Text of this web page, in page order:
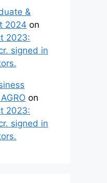
&
2024 on
2023:
signed in
on
2023:
signed in